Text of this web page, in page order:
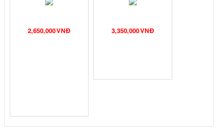
2,650,000 VNĐ 3,350,000 VNĐ